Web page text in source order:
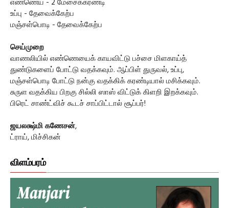
எண்ணெய் - 2 மேசைக்கரண்டி
உப்பு - தேவைக்கேற்ப
மஞ்சள்பொடி - தேவைக்கேற்ப
செய்முறை
வாணலியில் எண்ணெயைக் காயவிட்டு பச்சை மிளகாய்த்
துண்டுகளைப் போட்டு வதக்கவும். ஆப்பிள் துருவல், உப்பு,
மஞ்சள்பொடி போட்டு நன்கு வதக்கிக் கரண்டியால் மசிக்கவும்.
சுருள வதக்கிய பிறகு சில்லி ஸாஸ் விட்டுக் கிளறி இறக்கவும்.
பிரெட் சாண்ட்விச் கூடச் சாப்பிட்டால் சூப்பர்!
ஜயலக்ஷ்மி கணேசன்,
ட்ராய், மிச்சிகன்
விளம்பரம்